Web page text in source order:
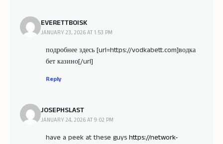
EVERETTBOISK
JANUARY 23, 2026 AT 1:53 PM
подробнее здесь [url=https://vodkabett.com]водка
бет казино[/url]
Reply
JOSEPHSLAST
JANUARY 24, 2026 AT 9:02 PM
have a peek at these guys https://network-